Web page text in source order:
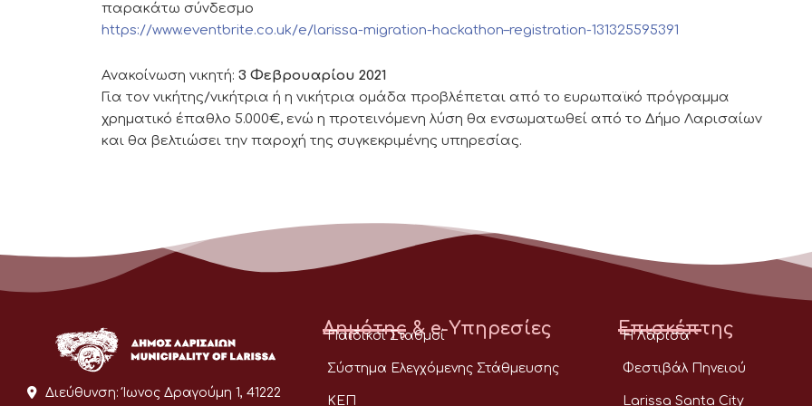
παρακάτω σύνδεσμο
https://www.eventbrite.co.uk/e/larissa-migration-hackathon–registration-131325595391
Ανακοίνωση νικητή: 3 Φεβρουαρίου 2021
Για τον νικήτης/νικήτρια ή η νικήτρια ομάδα προβλέπεται από το ευρωπαϊκό πρόγραμμα
χρηματικό έπαθλο 5.000€, ενώ η προτεινόμενη λύση θα ενσωματωθεί από το Δήμο Λαρισαίων
και θα βελτιώσει την παροχή της συγκεκριμένης υπηρεσίας.
Διεύθυνση: Ίωνος Δραγούμη 1, 41222
Δημότης & e-Υπηρεσίες
Παιδικοί Σταθμοί
Σύστημα Ελεγχόμενης Στάθμευσης
ΚΕΠ
Επισκέπτης
Η Λάρισα
Φεστιβάλ Πηνειού
Larissa Santa City